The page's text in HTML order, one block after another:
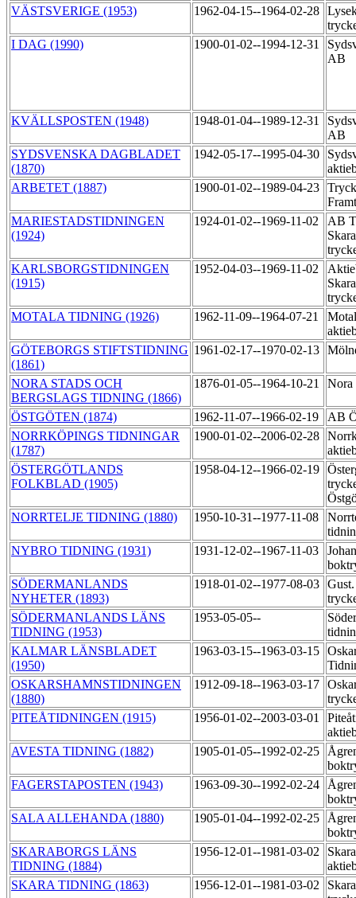
VÄSTSVERIGE (1953)
1962-04-15--1964-02-28
I DAG (1990)
1900-01-02--1994-12-31
AB
KVÄLLSPOSTEN (1948) 1948-01-04--1989-12-31
AB
SYDSVENSKA DAGBLADET
(1870)
1942-05-17--1995-04-30
ARBETET (1887)
1900-01-02--1989-04-23
MARIESTADSTIDNINGEN
(1924)
1924-01-02--1969-11-02
AB
KARLSBORGSTIDNINGEN
(1915)
1952-04-03--1969-11-02
MOTALA TIDNING (1926)
1962-11-09--1964-07-21
GÖTEBORGS STIFTSTIDNING
(1861)
1961-02-17--1970-02-13
NORA STADS OCH
BERGSLAGS TIDNING (1866)
1876-01-05--1964-10-21
ÖSTGÖTEN (1874) 1962-11-07--1966-02-19
AB
NORRKÖPINGS TIDNINGAR
(1787)
1900-01-02--2006-02-28
ÖSTERGÖTLANDS
FOLKBLAD (1905)
1958-04-12--1966-02-19
NORRTELJE TIDNING (1880)
1950-10-31--1977-11-08
NYBRO TIDNING (1931)
1931-12-02--1967-11-03
SÖDERMANLANDS
NYHETER (1893)
1918-01-02--1977-08-03
SÖDERMANLANDS LÄNS
TIDNING (1953)
1953-05-05--
KALMAR LÄNSBLADET
(1950)
1963-03-15--1963-03-15
OSKARSHAMNSTIDNINGEN
(1880)
1912-09-18--1963-03-17
PITEÅTIDNINGEN (1915)
1956-01-02--2003-03-01
AVESTA TIDNING (1882)
1905-01-05--1992-02-25
FAGERSTAPOSTEN (1943)
1963-09-30--1992-02-24
SALA ALLEHANDA (1880)
1905-01-04--1992-02-25
SKARABORGS LÄNS
TIDNING (1884)
1956-12-01--1981-03-02
SKARA TIDNING (1863)
1956-12-01--1981-03-02